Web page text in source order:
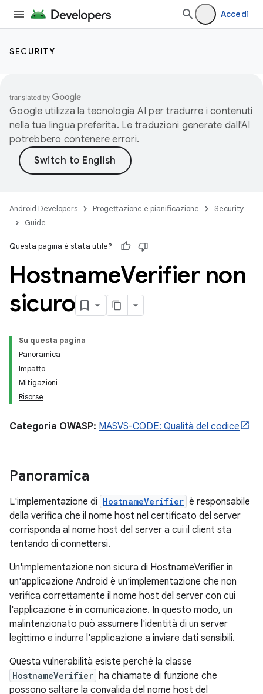
Accedi
SECURITY
Google utilizza la tecnologia AI per tradurre i contenuti
nella tua lingua preferita. Le traduzioni generate dall'AI
potrebbero contenere errori.
Android Developers Progettazione e pianificazione
Security
Guide
Questa pagina è stata utile?
HostnameVerifier non
sicuro
Su questa pagina
Panoramica
Impatto
Mitigazioni
Risorse
Categoria OWASP: MASVS-CODE: Qualità del codice
Panoramica
L'implementazione di HostnameVerifier è responsabile
della verifica che il nome host nel certificato del server
corrisponda al nome host del server a cui il client sta
tentando di connettersi.
Un'implementazione non sicura di HostnameVerifier in
un'applicazione Android è un'implementazione che non
verifica correttamente il nome host del server con cui
l'applicazione è in comunicazione. In questo modo, un
malintenzionato può assumere l'identità di un server
legittimo e indurre l'applicazione a inviare dati sensibili.
Questa vulnerabilità esiste perché la classe
HostnameVerifier ha chiamate di funzione che
possono saltare la convalida del nome host del